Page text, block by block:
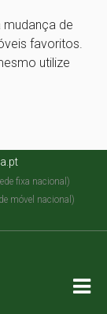
mudança de
favoritos.
utilize
fixa nacional)
móvel nacional)